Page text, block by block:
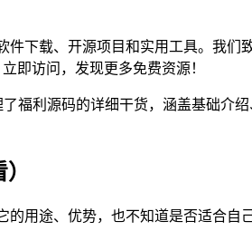
件下载、开源项目和实用工具。我
即访问，发现更多免费资源！
福利源码的详细干货，涵盖基础介
用途、优势，也不知道是否适合